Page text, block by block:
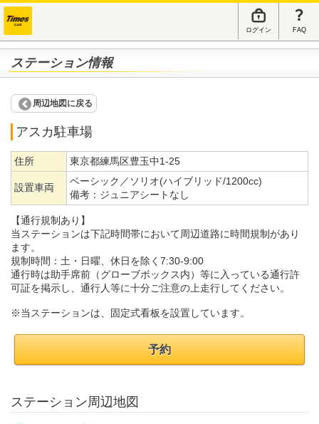
ログイン FAQ
ステーション情報
周辺地図に戻る
アスカ駐車場
住所 東京都練馬区豊玉中1-25
設置車両
ベーシック／ソリオ(ハイブリッド/1200cc)
備考： ジュニアシートなし
【通行規制あり】
当ステーションは下記時間帯において周辺道路に時間規制があり
ます。
規制時間：土・日曜、休日を除く7:30-9:00
通行時は助手席前（グローブボックス内）等に入っている通行許
可証を掲示し、通行人等に十分ご注意の上走行してください。
※当ステーションは、固定式看板を設置しています。
予約
ステーション周辺地図